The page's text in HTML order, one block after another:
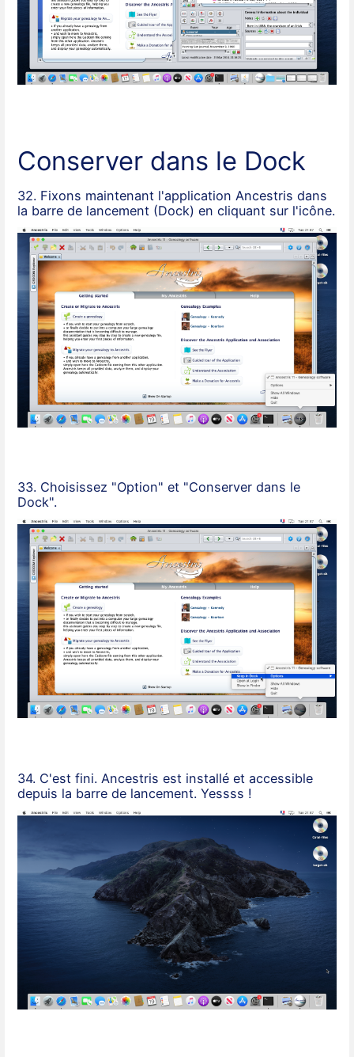
Conserver dans le Dock
32. Fixons maintenant l'application Ancestris dans
la barre de lancement (Dock) en cliquant sur l'icône.
33. Choisissez "Option" et "Conserver dans le
Dock".
34. C'est fini. Ancestris est installé et accessible
depuis la barre de lancement. Yessss !